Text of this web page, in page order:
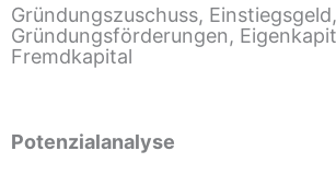
Gründungszuschuss, Einstiegsgeld,
Gründungsförderungen,
Fremdkapital
Potenzialanalyse